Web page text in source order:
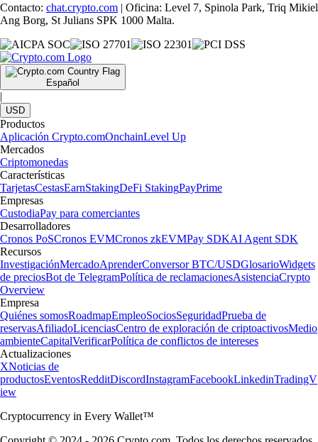
Contacto: chat.crypto.com | Oficina: Level 7, Spinola Park, Triq Mikiel
Ang Borg, St Julians SPK 1000 Malta.
Español
|
USD
Productos
Aplicación Crypto.comOnchainLevel Up
Mercados
Criptomonedas
Características
TarjetasCestasEarnStakingDeFi StakingPayPrime
Empresas
CustodiaPay para comerciantes
Desarrolladores
Cronos PoSCronos EVMCronos zkEVMPay SDKAI Agent SDK
Recursos
InvestigaciónMercadoAprenderConversor BTC/USDGlosarioWidgets
de preciosBot de TelegramPolítica de reclamacionesAsistenciaCrypto
Overview
Empresa
Quiénes somosRoadmapEmpleoSociosSeguridadPrueba de
reservasAfiliadoLicenciasCentro de exploración de criptoactivosMedio
ambienteCapitalVerificarPolítica de conflictos de intereses
Actualizaciones
XNoticias de
productosEventosRedditDiscordInstagramFacebookLinkedinTradingV
iew
Cryptocurrency in Every Wallet™